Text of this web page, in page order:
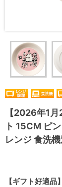
【2026年1
ト 15CM ピ
レンジ 食洗
【ギフト好適品】